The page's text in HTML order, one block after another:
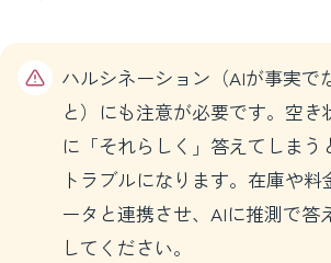
ハルシネーション（AIが事実で
と）にも注意が必要です。空
に「それらしく」答えてしまう
トラブルになります。在庫や
ータと連携させ、AIに推測で答
してください。